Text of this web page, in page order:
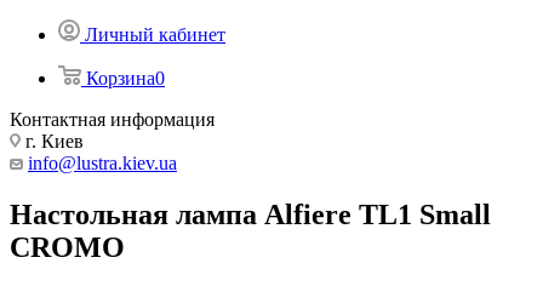
Личный кабинет
Корзина0
Контактная информация
г. Киев
info@lustra.kiev.ua
Настольная лампа Alfiere TL1 Small
CROMO